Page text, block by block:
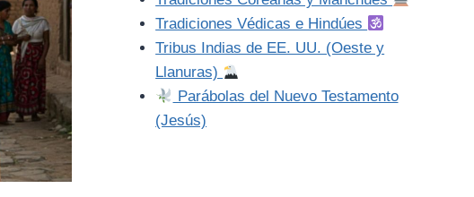
Tradiciones Védicas e Hindúes
Tribus Indias de EE. UU. (Oeste y
Llanuras)
Parábolas del Nuevo Testamento
(Jesús)